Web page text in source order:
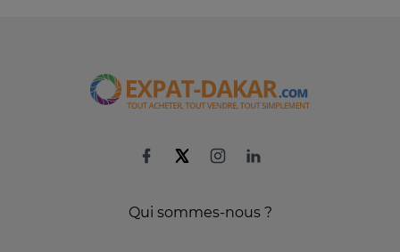
Qui sommes-nous ?